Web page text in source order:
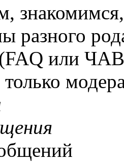
разного
или
только